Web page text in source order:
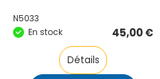
N5033
En stock
45,00€
Détails